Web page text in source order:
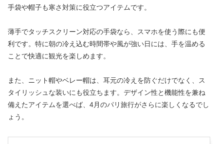
手袋や帽子も寒さ対策に役立つアイテムです。
薄手でタッチスクリーン対応の手袋なら、スマホを使う際にも便
利です。特に朝の冷え込む時間帯や風が強い日には、手を温める
ことで快適に観光を楽しめます。
また、ニット帽やベレー帽は、耳元の冷えを防ぐだけでなく、ス
タイリッシュな装いにも役立ちます。デザイン性と機能性を兼ね
備えたアイテムを選べば、4月のパリ旅行がさらに楽しくなるでし
ょう。